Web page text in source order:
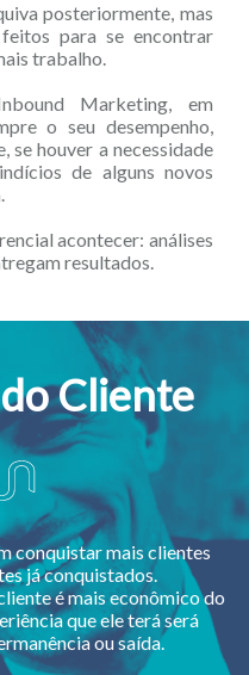
posteriormente, mas
para se encontrar
trabalho.
Marketing, em
o seu desempenho,
se houver a necessidade
de alguns novos
acontecer: análises
resultados.
Cliente
conquistar mais clientes
já conquistados.
é mais econômico do
que ele terá será
ou saída.